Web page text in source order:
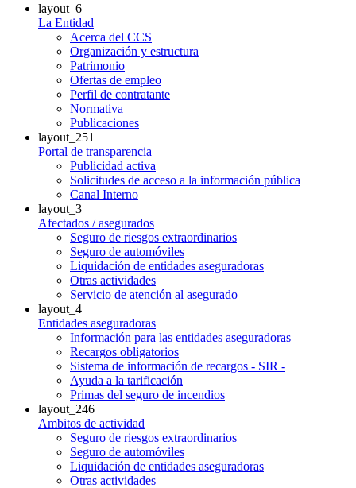
layout_6
La Entidad
Acerca del CCS
Organización y estructura
Patrimonio
Ofertas de empleo
Perfil de contratante
Normativa
Publicaciones
layout_251
Portal de transparencia
Publicidad activa
Solicitudes de acceso a la información pública
Canal Interno
layout_3
Afectados / asegurados
Seguro de riesgos extraordinarios
Seguro de automóviles
Liquidación de entidades aseguradoras
Otras actividades
Servicio de atención al asegurado
layout_4
Entidades aseguradoras
Información para las entidades aseguradoras
Recargos obligatorios
Sistema de información de recargos - SIR -
Ayuda a la tarificación
Primas del seguro de incendios
layout_246
Ambitos de actividad
Seguro de riesgos extraordinarios
Seguro de automóviles
Liquidación de entidades aseguradoras
Otras actividades